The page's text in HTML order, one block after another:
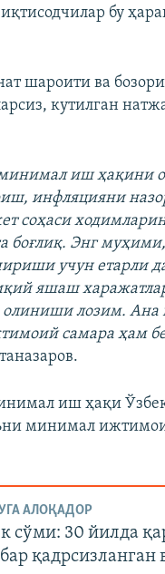
бу
шароити ва
кутилган
минимал иш ҳақини
инфляцияни
соҳаси
боғлиқ. Энг
учун етарли
яшаш
олиниши лозим.
самара ҳам
иш ҳақи
минимал
АЛОҚАДОР
сўми: 30 йилда
қадрсизланган